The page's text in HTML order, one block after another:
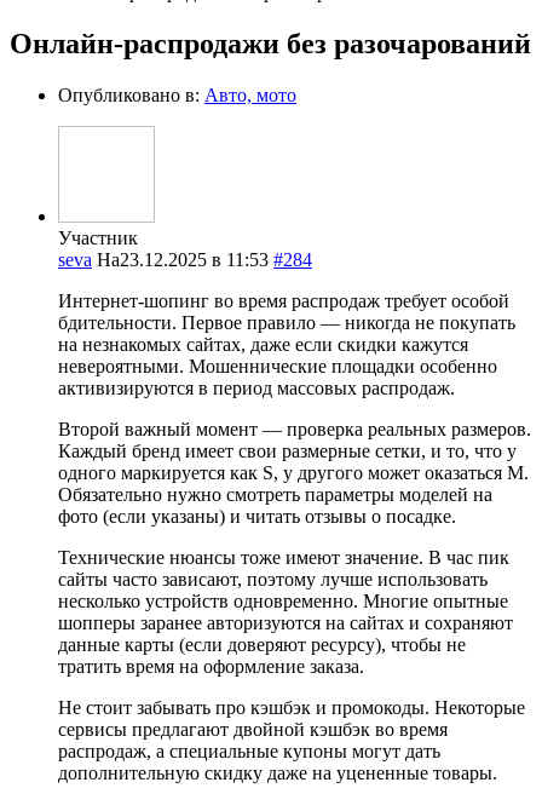
Онлайн-распродажи без разочарований
Опубликовано в: Авто, мото
Участник
seva На23.12.2025 в 11:53 #284
Интернет-шопинг во время распродаж требует особой
бдительности. Первое правило — никогда не покупать
на незнакомых сайтах, даже если скидки кажутся
невероятными. Мошеннические площадки особенно
активизируются в период массовых распродаж.
Второй важный момент — проверка реальных размеров.
Каждый бренд имеет свои размерные сетки, и то, что у
одного маркируется как S, у другого может оказаться M.
Обязательно нужно смотреть параметры моделей на
фото (если указаны) и читать отзывы о посадке.
Технические нюансы тоже имеют значение. В час пик
сайты часто зависают, поэтому лучше использовать
несколько устройств одновременно. Многие опытные
шопперы заранее авторизуются на сайтах и сохраняют
данные карты (если доверяют ресурсу), чтобы не
тратить время на оформление заказа.
Не стоит забывать про кэшбэк и промокоды. Некоторые
сервисы предлагают двойной кэшбэк во время
распродаж, а специальные купоны могут дать
дополнительную скидку даже на уцененные товары.